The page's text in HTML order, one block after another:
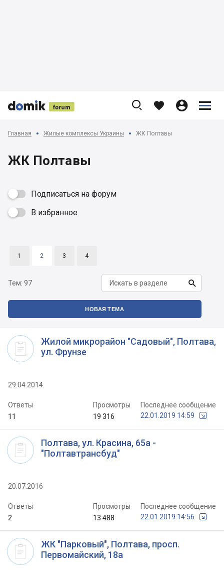


 
    


Главная Жилые комплексы Украины ЖК Полтавы
ЖК Полтавы
Подписаться на форум
 В избранное
1 2 3 4
Тем: 97 
НОВАЯ ТЕМА
Жилой микрорайон "Садовый", Полтава,
ул. Фрунзе
29.04.2014
Ответы
11
Просмотры
19 316
Последнее сообщение
22.01.2019 14:59
Полтава, ул. Красина, 65а -
"Полтавтрансбуд"
20.07.2016
Ответы
2
Просмотры
13 488
Последнее сообщение
22.01.2019 14:56
ЖК "Парковый", Полтава, просп.
Первомайский, 18а